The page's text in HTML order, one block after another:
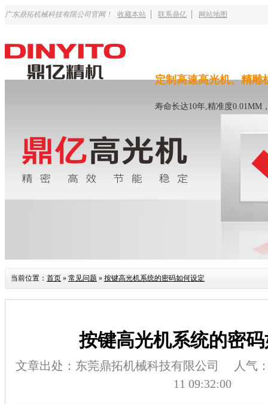
广东鼎拓机械科技有限公司官网！ 收藏本站 联系鼎亿 网站地图
定制高速高光机、精雕
寿命长达10年,精准度0.01MM
当前位置： 首页 » 常见问题 » 按键高光机系统的密码如何设定
按键高光机系统的密
文章出处：东莞鼎拓机械科技有限公司
人气
11 09:32:00